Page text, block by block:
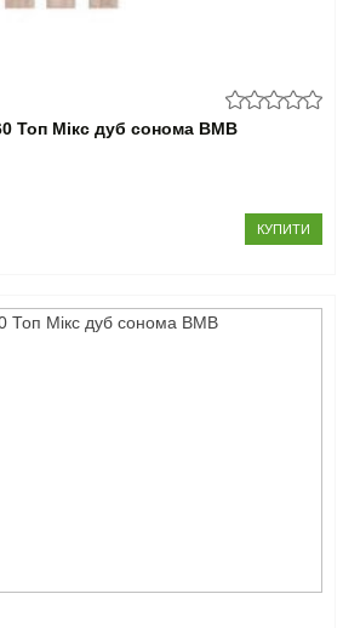
Топ Мікс дуб сонома ВМВ
КУПИТИ